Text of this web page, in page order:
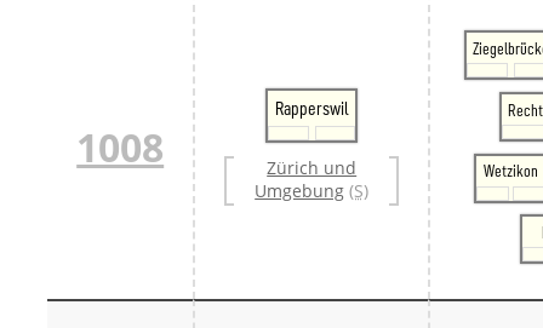
1008
Rapperswil
Zürich und
Umgebung (S)
Wetzikon